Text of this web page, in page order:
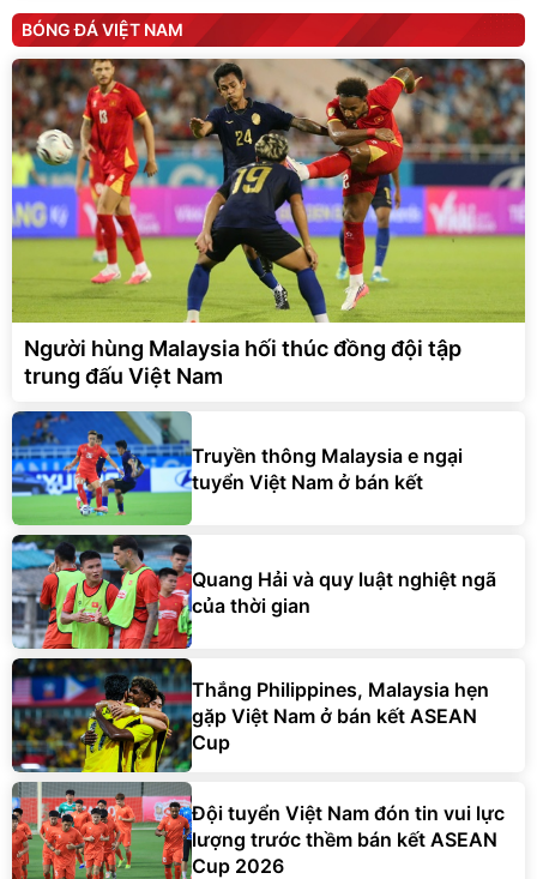
BÓNG ĐÁ VIỆT NAM
Người hùng Malaysia hối thúc đồng đội tập
trung đấu Việt Nam
Truyền thông Malaysia e ngại
tuyển Việt Nam ở bán kết
Quang Hải và quy luật nghiệt ngã
của thời gian
Thắng Philippines, Malaysia hẹn
gặp Việt Nam ở bán kết ASEAN
Cup
Đội tuyển Việt Nam đón tin vui lực
lượng trước thềm bán kết ASEAN
Cup 2026